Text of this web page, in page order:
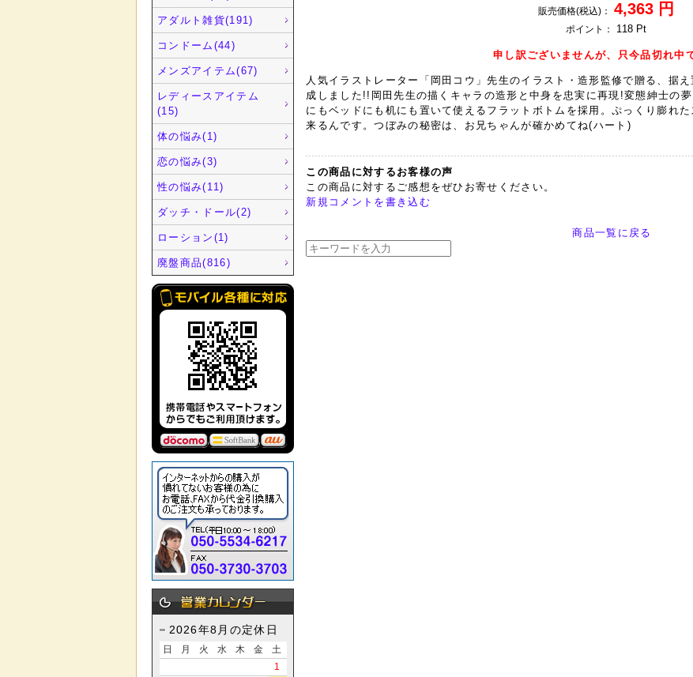
アダルト雑貨(191)
コンドーム(44)
メンズアイテム(67)
レディースアイテム
(15)
体の悩み(1)
恋の悩み(3)
性の悩み(11)
ダッチ・ドール(2)
ローション(1)
廃盤商品(816)
2026年8月の定休日
日 月 火 水 木 金
土
1
販売価格(税込)：
4,363 円
ポイント： 118 Pt
申し訳ございませんが、只今品切れ中
人気イラストレーター「岡田コウ」先生のイラスト・造形監修で贈る、据
成しました!!岡田先生の描くキャラの造形と中身を忠実に再現!変態紳士の
にもベッドにも机にも置いて使えるフラットボトムを採用。ぷっくり膨れ
来るんです。つぼみの秘密は、お兄ちゃんが確かめてね(ハート)
この商品に対するお客様の声
この商品に対するご感想をぜひお寄せください。
新規コメントを書き込む
商品一覧に戻る